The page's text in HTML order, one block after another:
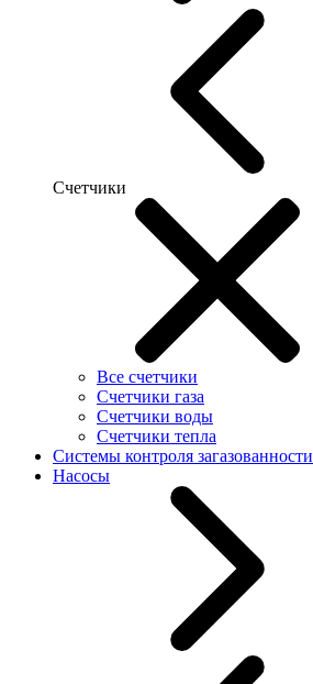
Счетчики
Все счетчики
Счетчики газа
Счетчики воды
Счетчики тепла
Системы контроля загазованности
Насосы